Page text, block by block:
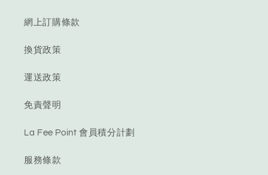
網上訂購條款
換貨政策
運送政策
免責聲明
La Fee Point 會員積分計劃
服務條款